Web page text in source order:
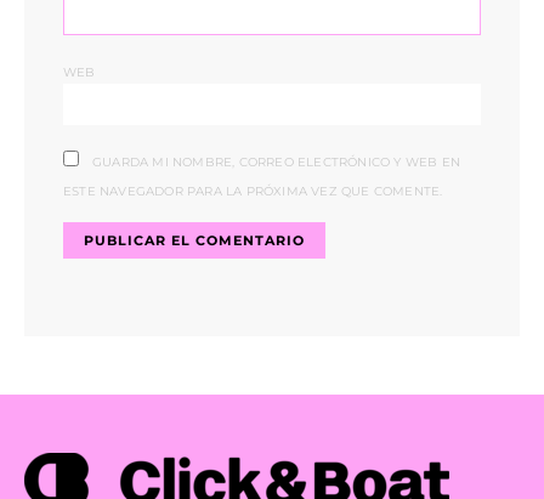
WEB
GUARDA MI NOMBRE, CORREO ELECTRÓNICO Y WEB EN
ESTE NAVEGADOR PARA LA PRÓXIMA VEZ QUE COMENTE.